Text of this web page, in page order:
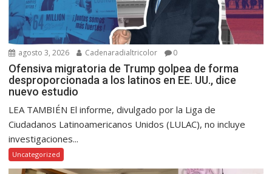
agosto 3, 2026 Cadenaradialtricolor 0
Ofensiva migratoria de Trump golpea de forma
desproporcionada a los latinos en EE. UU., dice
nuevo estudio
LEA TAMBIÉN El informe, divulgado por la Liga de
Ciudadanos Latinoamericanos Unidos (LULAC), no incluye
investigaciones...
Uncategorized